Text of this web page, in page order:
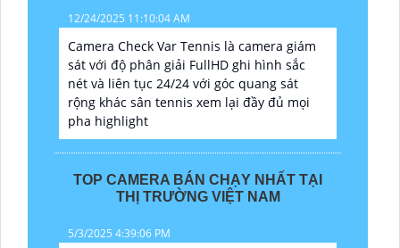
12/24/2025 11:10:04 AM
Camera Check Var Tennis là camera giám
sát với độ phân giải FullHD ghi hình sắc
nét và liên tục 24/24 với góc quang sát
rộng khác sân tennis xem lại đầy đủ mọi
pha highlight
TOP CAMERA BÁN CHẠY NHẤT TẠI
THỊ TRƯỜNG VIỆT NAM
5/3/2025 4:39:06 PM